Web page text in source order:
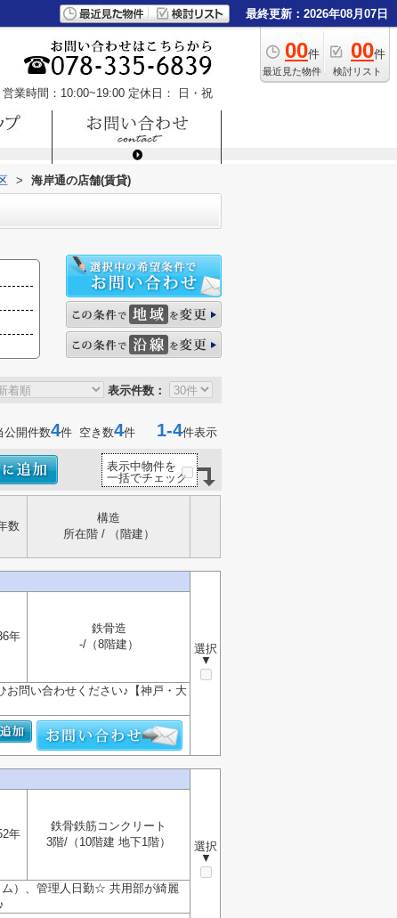
最終更新：2026年08月07日
00件
最近見た物件
00件
検討リスト
営業時間：10:00~19:00 定休日： 日・祝
> 海岸通の店舗(賃貸)
表示件数：
公開件数4件 空き数4件 1-4件表示
表示中物件を
一括でチェック
数
構造
所在階 / （階建）
選択
▼
年
鉄骨造
-/（8階建）
問い合わせください♪【神戸・大
選択
▼
年
鉄骨鉄筋コンクリート
3階/（10階建 地下1階）
）、管理人日勤☆ 共用部が綺麗